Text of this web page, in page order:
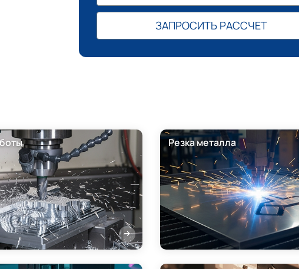
ЗАПРОСИТЬ РАССЧЕТ
Резка металла